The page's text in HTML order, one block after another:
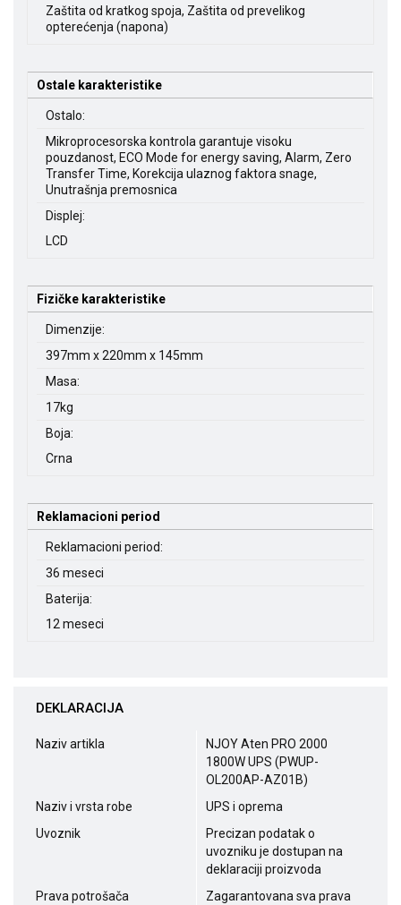
Zaštita od kratkog spoja, Zaštita od prevelikog
opterećenja (napona)
Ostale karakteristike
Ostalo:
Mikroprocesorska kontrola garantuje visoku
pouzdanost, ECO Mode for energy saving, Alarm, Zero
Transfer Time, Korekcija ulaznog faktora snage,
Unutrašnja premosnica
Displej:
LCD
Fizičke karakteristike
Dimenzije:
397mm x 220mm x 145mm
Masa:
17kg
Boja:
Crna
Reklamacioni period
Reklamacioni period:
36 meseci
Baterija:
12 meseci
DEKLARACIJA
Naziv artikla
NJOY Aten PRO 2000
1800W UPS (PWUP-
OL200AP-AZ01B)
Naziv i vrsta robe
UPS i oprema
Uvoznik
Precizan podatak o
uvozniku je dostupan na
deklaraciji proizvoda
Prava potrošača
Zagarantovana sva prava